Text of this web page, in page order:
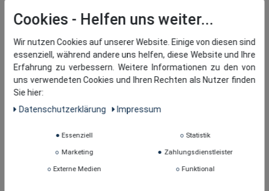
Cookies
Wir nutzen Cookies auf unserer Website. Einige von diesen sind
essenziell, während andere uns helfen, diese Website und Ihre
Erfahrung zu verbessern. Weitere Informationen zu den von
uns verwendeten Cookies und Ihren Rechten als Nutzer finden
Sie hier:
Daten­schutz­erklärung
Impressum
Essenziell Statistik
Marketing Zahlungsdienstleister
Externe Medien Funktional